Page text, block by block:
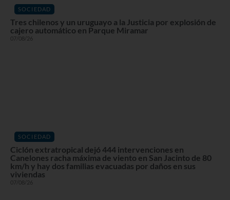
SOCIEDAD
Tres chilenos y un uruguayo a la Justicia por explosión de
cajero automático en Parque Miramar
07/08/26
SOCIEDAD
Ciclón extratropical dejó 444 intervenciones en
Canelones racha máxima de viento en San Jacinto de 80
km/h y hay dos familias evacuadas por daños en sus
viviendas
07/08/26